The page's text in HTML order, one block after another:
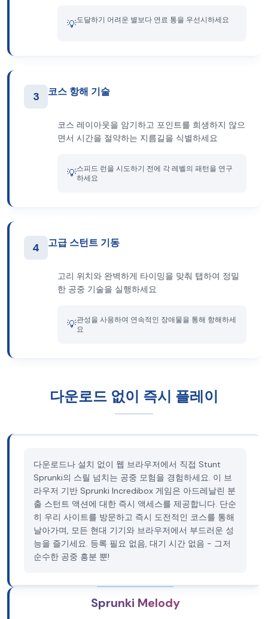
💡도달하기 어려운 별보다 연료 통을 우선시하세요
3 코스 항해 기술
코스 레이아웃을 암기하고 포인트를 희생하지 않으
면서 시간을 절약하는 지름길을 식별하세요
💡스피드 런을 시도하기 전에 각 레벨의 패턴을 연구
하세요
4 고급 스턴트 기동
고리 위치와 완벽하게 타이밍을 맞춰 탭하여 정밀
한 공중 기술을 실행하세요
💡관성을 사용하여 연속적인 장애물을 통해 항해하세
요
다운로드 없이 즉시 플레이
다운로드나 설치 없이 웹 브라우저에서 직접 Stunt
Sprunki의 스릴 넘치는 공중 모험을 경험하세요. 이 브
라우저 기반 Sprunki Incredibox 게임은 아드레날린 분
출 스턴트 액션에 대한 즉시 액세스를 제공합니다. 단순
히 우리 사이트를 방문하고 즉시 도전적인 코스를 통해
날아가며, 모든 현대 기기와 브라우저에서 부드러운 성
능을 즐기세요. 등록 필요 없음, 대기 시간 없음 - 그저
순수한 공중 흥분 뿐!
Sprunki Melody